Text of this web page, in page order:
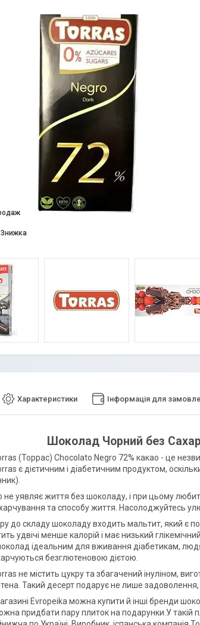
Характеристики Інформація для
Шоколад Чорний без
(Торрас) Chocolato Negro 72% какао - це
є дієтичним і діабетичним продуктом,
не уявляє життя без шоколаду, і при цьому
харчування та способу життя. Насолоджуйтесь
до складу шоколаду входить мальтит, який є
удвічі менше калорій і має низький
ідеальним для вживання діабетикам,
безглютеновою дієтою.
не містить цукру та збагачений інуліном,
Такий десерт подарує не лише задоволення,
Evropeika можна купити й інші бренди
придбати пару плиток на подарунки.У такій